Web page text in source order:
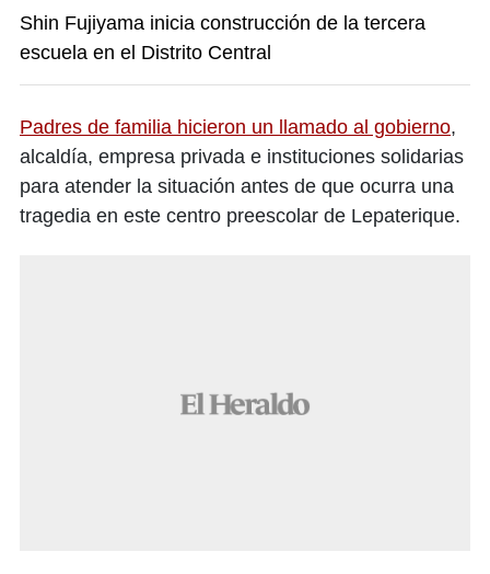
Shin Fujiyama inicia construcción de la tercera
escuela en el Distrito Central
Padres de familia hicieron un llamado al gobierno,
alcaldía, empresa privada e instituciones solidarias
para atender la situación antes de que ocurra una
tragedia en este centro preescolar de Lepaterique.